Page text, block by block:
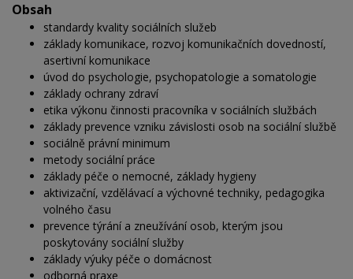
Obsah
standardy kvality sociálních služeb
základy komunikace, rozvoj komunikačních dovedností,
asertivní komunikace
úvod do psychologie, psychopatologie a somatologie
základy ochrany zdraví
etika výkonu činnosti pracovníka v sociálních službách
základy prevence vzniku závislosti osob na sociální službě
sociálně právní minimum
metody sociální práce
základy péče o nemocné, základy hygieny
aktivizační, vzdělávací a výchovné techniky, pedagogika
volného času
prevence týrání a zneužívání osob, kterým jsou
poskytovány sociální služby
základy výuky péče o domácnost
odborná praxe